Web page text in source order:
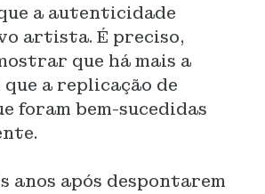
a autenticidade
artista. É preciso,
que há mais a
a replicação de
foram bem-sucedidas
anos após despontarem